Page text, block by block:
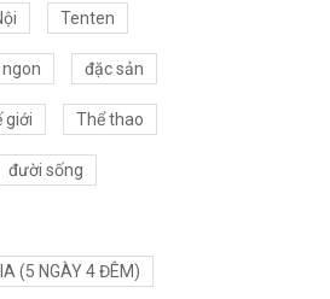
Tenten
đặc sản
giới Thể thao
đười sống
(5 NGÀY 4 ĐÊM)